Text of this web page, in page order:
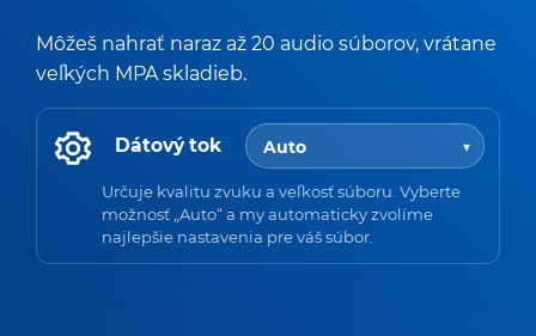
Môžeš nahrať naraz až 20 audio súborov, vrátane
veľkých MPA skladieb.
Dátový tok
Určuje kvalitu zvuku a veľkosť súboru. Vyberte
možnosť „Auto“ a my automaticky zvolíme
najlepšie nastavenia pre váš súbor.